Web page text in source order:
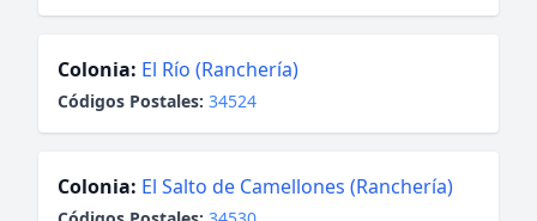
Colonia: El Río (Ranchería)
Códigos Postales: 34524
Colonia: El Salto de Camellones (Ranchería)